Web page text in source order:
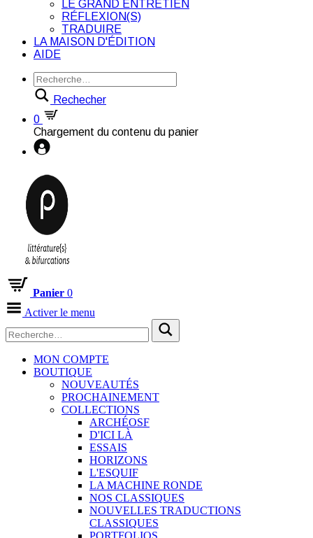
LE GRAND ENTRETIEN
RÉFLEXION(S)
TRADUIRE
LA MAISON D'ÉDITION
AIDE
Rechecher
0
Chargement du contenu du panier
Panier 0
Activer le menu
MON COMPTE
BOUTIQUE
NOUVEAUTÉS
PROCHAINEMENT
COLLECTIONS
ARCHÉOSF
D'ICI LÀ
ESSAIS
HORIZONS
L'ESQUIF
LA MACHINE RONDE
NOS CLASSIQUES
NOUVELLES TRADUCTIONS
CLASSIQUES
PORTFOLIOS